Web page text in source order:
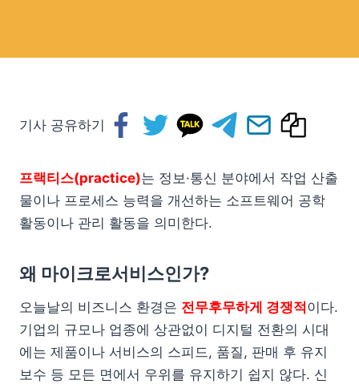
기사 공유하기
프랙티스(practice)는 정보·통신 분야에서 작업 산출
물이나 프로세스 능력을 개선하는 소프트웨어 공학
활동이나 관리 활동을 의미한다.
왜 마이크로서비스인가?
오늘날의 비즈니스 환경은 전무후무하게 경쟁적이다.
기업의 규모나 업종에 상관없이 디지털 전환의 시대
에는 제품이나 서비스의 스피드, 품질, 판매 후 유지
보수 등 모든 면에서 우위를 유지하기 쉽지 않다. 신